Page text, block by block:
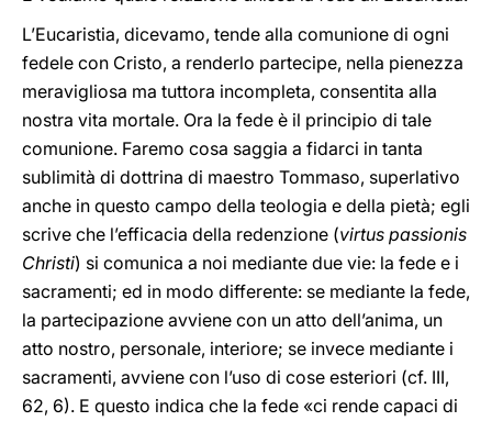
L’Eucaristia, dicevamo, tende alla comunione di ogni
fedele con Cristo, a renderlo partecipe, nella pienezza
meravigliosa ma tuttora incompleta, consentita alla
nostra vita mortale. Ora la fede è il principio di tale
comunione. Faremo cosa saggia a fidarci in tanta
sublimità di dottrina di maestro Tommaso, superlativo
anche in questo campo della teologia e della pietà; egli
scrive che l’efficacia della redenzione (virtus passionis
Christi) si comunica a noi mediante due vie: la fede e i
sacramenti; ed in modo differente: se mediante la fede,
la partecipazione avviene con un atto dell’anima, un
atto nostro, personale, interiore; se invece mediante i
sacramenti, avviene con l’uso di cose esteriori (cf. III,
62, 6). E questo indica che la fede «ci rende capaci di